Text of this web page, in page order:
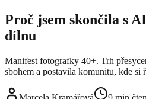
Proč jsem skončila s
dílnu
Manifest fotografky 40+. Trh
sbohem a postavila komunitu, kde si